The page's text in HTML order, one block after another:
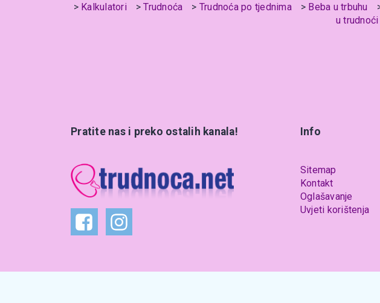
Kalkulatori Trudnoća Trudnoća po tjednima Beba u trbuhu
u trudnoći
Pratite nas i preko ostalih kanala! Info
Sitemap
Kontakt
Oglašavanje
Uvjeti korištenja